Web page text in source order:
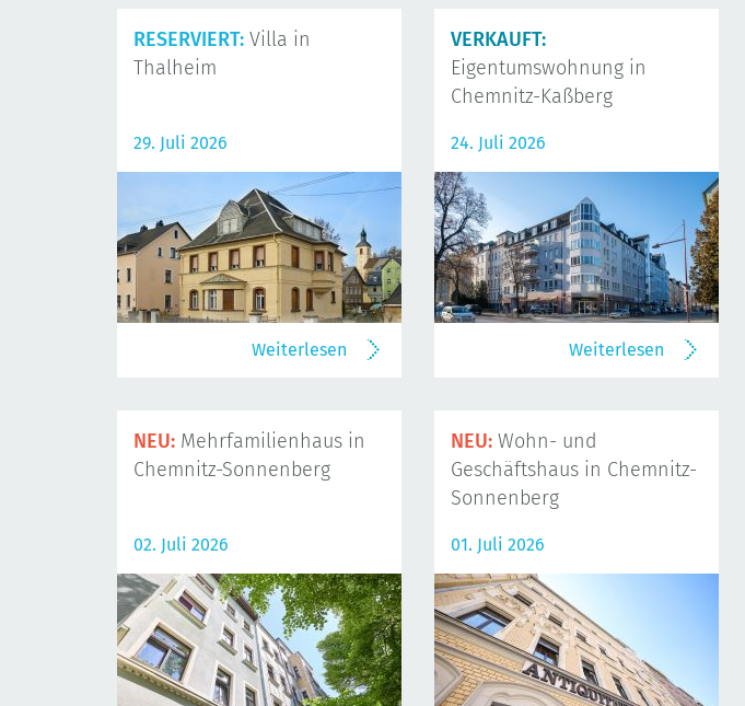
RESERVIERT: Villa in
Thalheim
29. Juli 2026
Weiterlesen
VERKAUFT:
Eigentumswohnung in
Chemnitz-Kaßberg
24. Juli 2026
Weiterlesen
NEU: Mehrfamilienhaus in
Chemnitz-Sonnenberg
02. Juli 2026
NEU: Wohn- und
Geschäftshaus in Chemnitz-
Sonnenberg
01. Juli 2026